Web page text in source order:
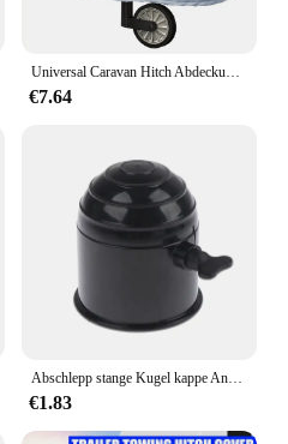
€7.64
Abschlepp stange Kugel kappe Anhänger kupplung Kugeln decken wetterfesten Universal kunststoff mit Knopf für Wohnmobil LKW Boot
€1.83